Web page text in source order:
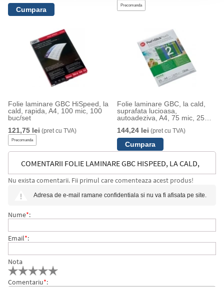
Precomanda
Folie laminare GBC HiSpeed, la
cald, rapida, A4, 100 mic, 100
buc/set
121,75 lei (pret cu TVA)
Precomanda
Folie laminare GBC, la cald,
suprafata lucioasa,
autoadeziva, A4, 75 mic, 25
144,24 lei (pret cu TVA)
COMENTARII FOLIE LAMINARE GBC HISPEED, LA CALD,
RAPIDA, A4, 75 MIC, 100 BUC/SET
Nu exista comentarii. Fii primul care comenteaza acest produs!
Adresa de e-mail ramane confidentiala si nu va fi afisata pe site.
Nume*:
Email*:
Nota
Comentariu*: